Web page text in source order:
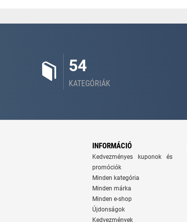
54
KATEGÓRIÁK
INFORMÁCIÓ
Kedvezményes kuponok és
promóciók
Minden kategória
Minden márka
Minden e-shop
Újdonságok
Kedvezmények